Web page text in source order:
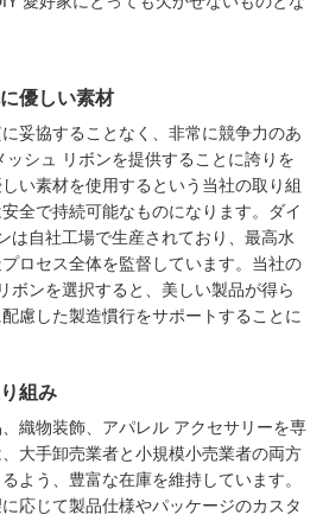
優しい素材
妥協することなく、非常に競争力のあ
ッシュ リボンを提供することに誇りを
い素材を使用するという当社の取り組
全で持続可能なものになります。ダイ
は自社工場で生産されており、最高水
ロセス全体を監督しています。当社の
ボンを選択すると、美しい製品が得ら
慮した製造慣行をサポートすることに
組み
織物装飾、アパレル アクセサリーを専
大手卸売業者と小規模小売業者の両方
よう、豊富な在庫を維持しています。
応じて製品仕様やパッケージのカスタ